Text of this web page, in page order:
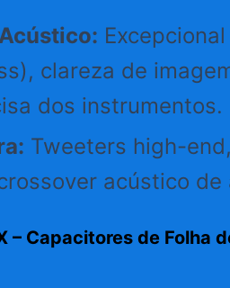
clareza de
dos instrumentos.
Tweeters high-
acústico de
– Capacitores de Folha